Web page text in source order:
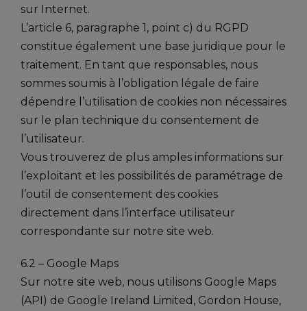
sur Internet.
L’article 6, paragraphe 1, point c) du RGPD
constitue également une base juridique pour le
traitement. En tant que responsables, nous
sommes soumis à l’obligation légale de faire
dépendre l’utilisation de cookies non nécessaires
sur le plan technique du consentement de
l’utilisateur.
Vous trouverez de plus amples informations sur
l’exploitant et les possibilités de paramétrage de
l’outil de consentement des cookies
directement dans l’interface utilisateur
correspondante sur notre site web.
6.2 – Google Maps
Sur notre site web, nous utilisons Google Maps
(API) de Google Ireland Limited, Gordon House,